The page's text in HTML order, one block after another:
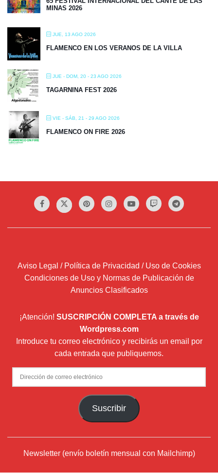
MINAS 2026
JUE, 13 AGO 2026
FLAMENCO EN LOS VERANOS DE LA VILLA
JUE - DOM, 20 - 23 AGO 2026
TAGARNINA FEST 2026
VIE - SÁB, 21 - 29 AGO 2026
FLAMENCO ON FIRE 2026
Aviso Legal / Política de Privacidad / Uso de Cookies
Condiciones de Uso y Normas de Publicación de
Anuncios Clasificados
¡Atención! SUSCRIPCIÓN COMPLETA a través de
Wordpress.com
Introduce tu correo electrónico y recibirás un email por
cada entrada que publiquemos.
Dirección
de
Suscribir
Newsletter (envío boletín mensual con Mailchimp)